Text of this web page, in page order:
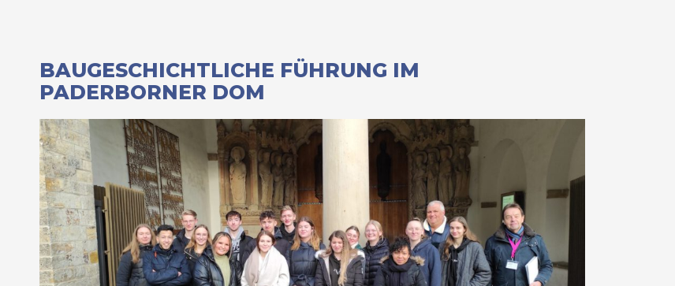
BAUGESCHICHTLICHE FÜHRUNG IM
PADERBORNER DOM